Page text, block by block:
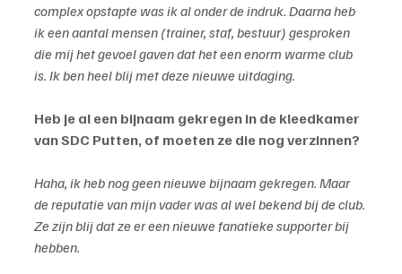
complex opstapte was ik al onder de indruk. Daarna heb
ik een aantal mensen (trainer, staf, bestuur) gesproken
die mij het gevoel gaven dat het een enorm warme club
is. Ik ben heel blij met deze nieuwe uitdaging.
Heb je al een bijnaam gekregen in de kleedkamer
van SDC Putten, of moeten ze die nog verzinnen?
Haha, ik heb nog geen nieuwe bijnaam gekregen. Maar
de reputatie van mijn vader was al wel bekend bij de club.
Ze zijn blij dat ze er een nieuwe fanatieke supporter bij
hebben.